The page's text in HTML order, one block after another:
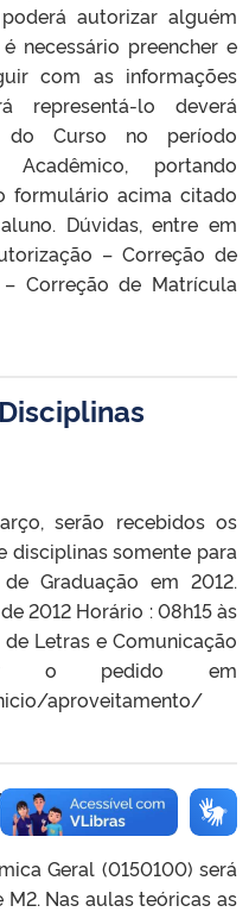
autorizar alguém
necessário preencher e
com as informações
representá-lo deverá
do Curso no período
portando
formulário acima citado
Dúvidas, entre em
– Correção de
Correção de Matrícula
serão recebidos os
disciplinas somente para
Graduação em 2012.
2012 Horário : 08h15 às
Letras e Comunicação
o pedido em
aproveitamento/
Geral (0150100) será
Nas aulas teóricas as